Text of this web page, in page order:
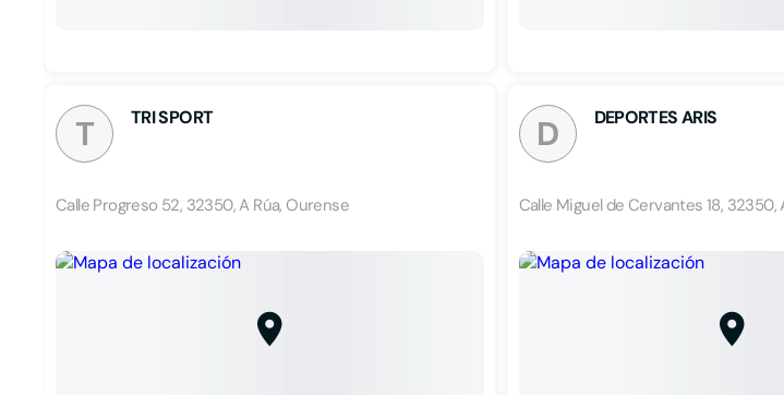
T TRI SPORT
Calle Progreso 52, 32350, A Rúa, Ourense
D DEPORTES ARIS
Calle Miguel de Cervantes 18, 32350,